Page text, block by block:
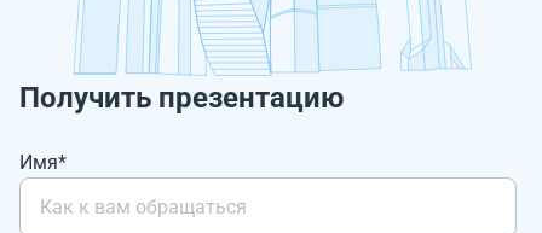
Получить презентацию
Имя*